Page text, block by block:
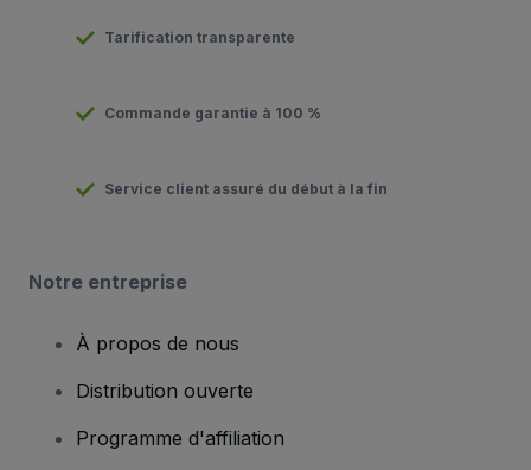
Tarification transparente
Commande garantie à 100 %
Service client assuré du début à la fin
Notre entreprise
À propos de nous
Distribution ouverte
Programme d'affiliation